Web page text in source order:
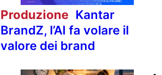
Produzione Kantar
BrandZ, l’AI fa volare il
valore dei brand